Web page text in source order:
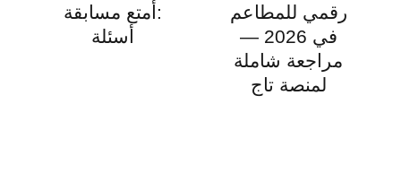
رقمي للمطاعم
في 2026 —
مراجعة شاملة
لمنصة تاج
:أمتع مسابقة
أسئلة